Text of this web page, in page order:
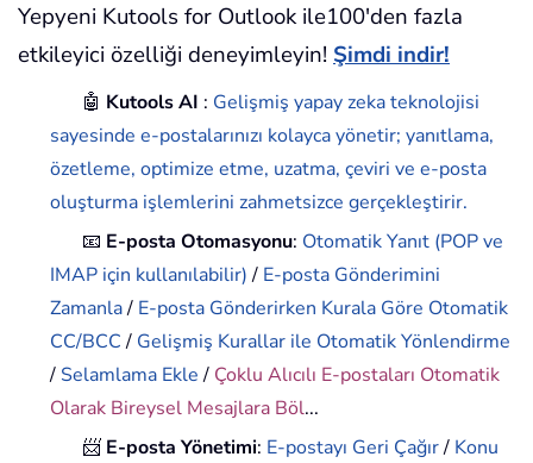
Yepyeni Kutools for Outlook ile100'den fazla
etkileyici özelliği deneyimleyin! Şimdi indir!
🤖 Kutools AI : Gelişmiş yapay zeka teknolojisi
sayesinde e-postalarınızı kolayca yönetir; yanıtlama,
özetleme, optimize etme, uzatma, çeviri ve e-posta
oluşturma işlemlerini zahmetsizce gerçekleştirir.
📧 E-posta Otomasyonu: Otomatik Yanıt (POP ve
IMAP için kullanılabilir)/ E-posta Gönderimini
Zamanla/ E-posta Gönderirken Kurala Göre Otomatik
CC/BCC/ Gelişmiş Kurallar ile Otomatik Yönlendirme
/ Selamlama Ekle/ Çoklu Alıcılı E-postaları Otomatik
Olarak Bireysel Mesajlara Böl...
📨 E-posta Yönetimi: E-postayı Geri Çağır/ Konu